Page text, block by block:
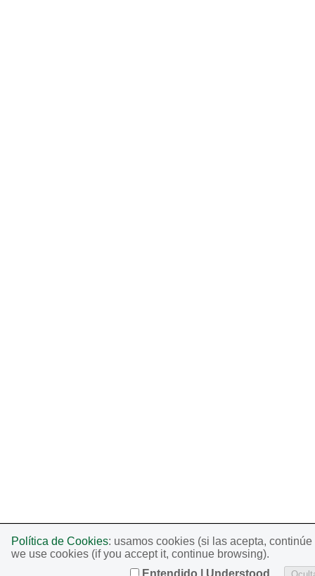
Política de Cookies: usamos cookies (si las acepta,
we use cookies (if you accept it, continue browsing).
Entendido | Understood